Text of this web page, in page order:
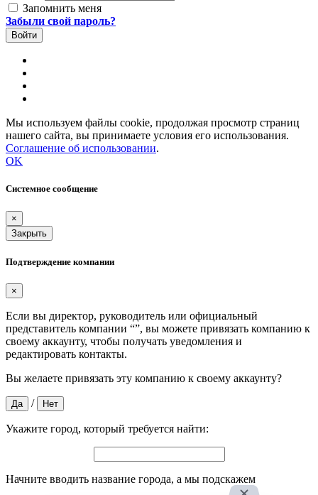
Запомнить меня
Забыли свой пароль?
Мы используем файлы cookie, продолжая просмотр страниц
нашего сайта, вы принимаете условия его использования.
Соглашение об использовании.
OK
Системное сообщение
×
Закрыть
Подтверждение компании
×
Если вы директор, руководитель или официальный
представитель компании “”, вы можете привязать компанию к
своему аккаунту, чтобы получать уведомления и
редактировать контакты.
Вы желаете привязать эту компанию к своему аккаунту?
Да / Нет
Укажите город, который требуется найти:
Начните вводить название города, а мы подскажем